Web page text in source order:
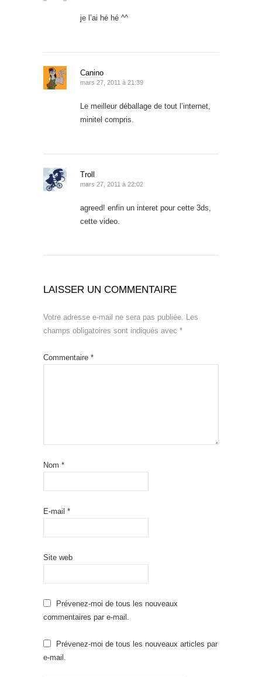
je l’ai hé hé ^^
Canino
mars 27, 2011 à 21:39
Le meilleur déballage de tout l’internet,
minitel compris.
Troll
mars 27, 2011 à 22:02
agreed! enfin un interet pour cette 3ds,
cette video.
LAISSER UN COMMENTAIRE
Votre adresse e-mail ne sera pas publiée.
Les
champs obligatoires sont indiqués avec *
Commentaire *
Nom *
E-mail *
Site web
Prévenez-moi de tous les nouveaux
commentaires par e-mail.
Prévenez-moi de tous les nouveaux articles par
e-mail.